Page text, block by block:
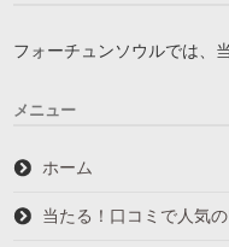
フォーチュンソウルでは、
メニュー
ホーム
当たる！口コミで人気